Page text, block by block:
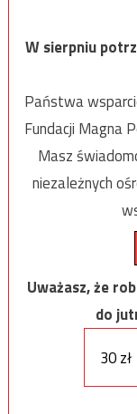
W sierpniu
Państwa
Fundacji Magna
Masz
niezależnych
Uważasz, że
do
30 zł